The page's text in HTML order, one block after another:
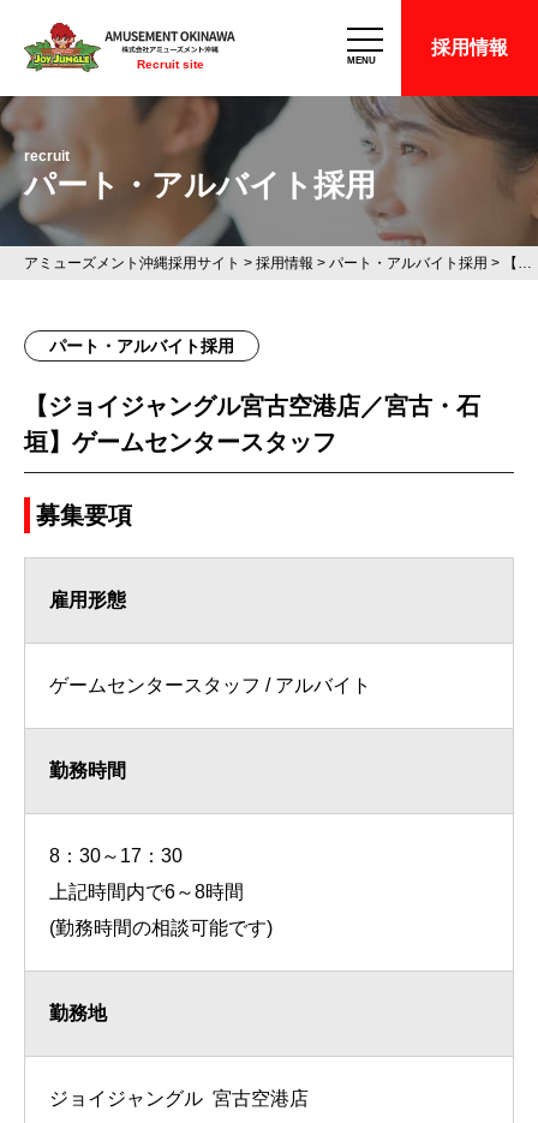
Recruit site MENU
採用情報
recruit
パート・アルバイト採用
アミューズメント沖縄採用サイト > 採用情報 > パート・アルバイト採用 > 【ジョイジャングル宮古空港店／宮古・石垣】ゲームセンタースタッフ
パート・アルバイト採用
【ジョイジャングル宮古空港店／宮古・石
垣】ゲームセンタースタッフ
募集要項
雇用形態
ゲームセンタースタッフ / アルバイト
勤務時間
8：30～17：30
上記時間内で6～8時間
(勤務時間の相談可能です)
勤務地
ジョイジャングル 宮古空港店